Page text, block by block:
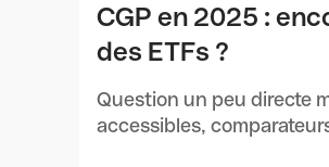
CGP en 2025 :
des ETFs ?
Question un peu directe
accessibles,